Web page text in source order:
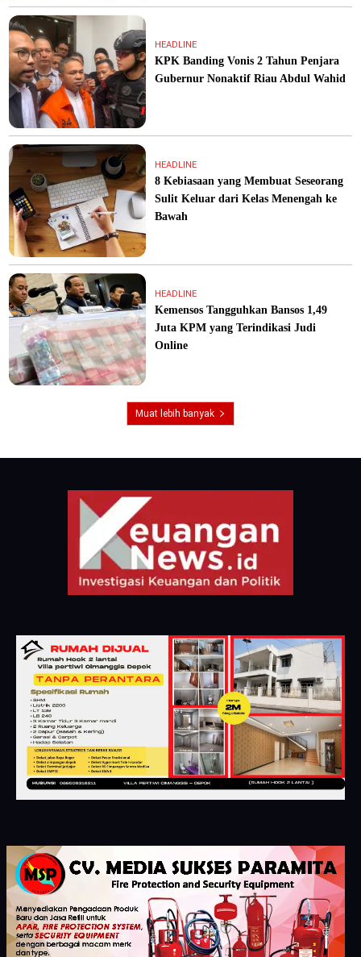
HEADLINE
KPK Banding Vonis 2 Tahun Penjara
Gubernur Nonaktif Riau Abdul Wahid
HEADLINE
8 Kebiasaan yang Membuat Seseorang
Sulit Keluar dari Kelas Menengah ke
Bawah
HEADLINE
Kemensos Tangguhkan Bansos 1,49
Juta KPM yang Terindikasi Judi
Online
Muat lebih banyak